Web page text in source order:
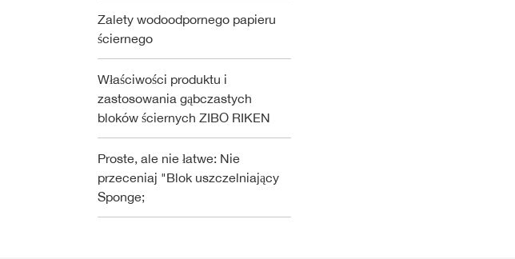
Zalety wodoodpornego papieru
ściernego
Właściwości produktu i
zastosowania gąbczastych
bloków ściernych ZIBO RIKEN
Proste, ale nie łatwe: Nie
przeceniaj "Blok uszczelniający
Sponge;